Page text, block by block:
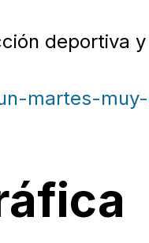
deportiva
martes-